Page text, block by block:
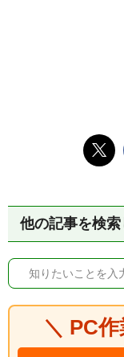
他の記事を検
＼ PC